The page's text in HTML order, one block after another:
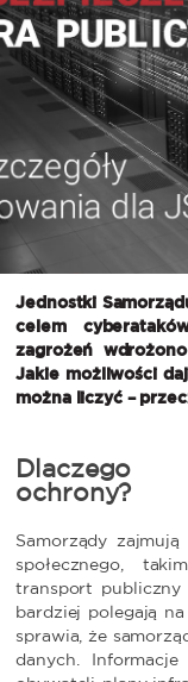
Jednostki
celem
zagrożeń
Jakie możliwości
można liczyć –
Dlaczego
ochrony?
Samorządy
społecznego,
transport publiczny
bardziej polegają
sprawia, że
danych.